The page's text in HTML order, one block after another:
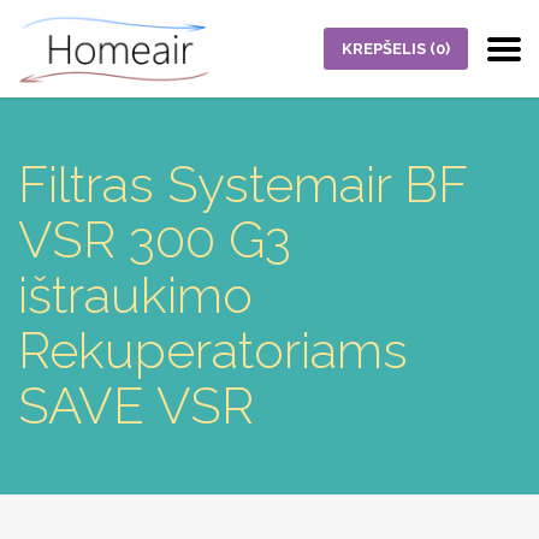
KREPŠELIS (0)
Filtras Systemair BF
VSR 300 G3
ištraukimo
Rekuperatoriams
SAVE VSR